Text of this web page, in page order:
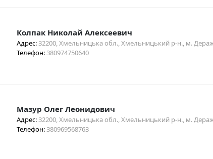
Колпак Николай Алексеевич
Адрес:32200, Хмельницька обл., Хмельницький р-н., м.
Телефон:380974750640
Мазур Олег Леонидович
Адрес:32200, Хмельницька обл., Хмельницький р-н., м.
Телефон:380969568763